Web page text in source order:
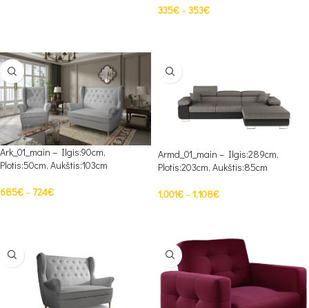
335€–353€
Ark_01_main – Ilgis:90cm,
Plotis:50cm, Aukštis:103cm
685€– 724€
Armd_01_main – Ilgis:289cm,
Plotis:203cm, Aukštis:85cm
1,001€–1,108€